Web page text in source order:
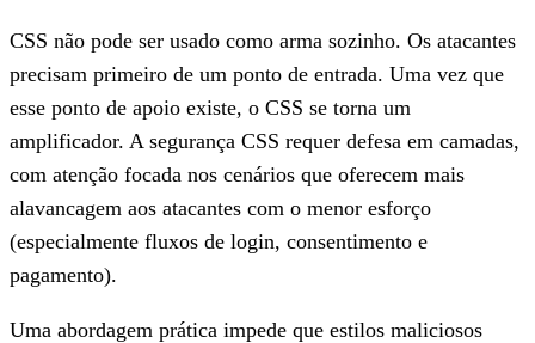
CSS não pode ser usado como arma sozinho. Os atacantes
precisam primeiro de um ponto de entrada. Uma vez que
esse ponto de apoio existe, o CSS se torna um
amplificador. A segurança CSS requer defesa em camadas,
com atenção focada nos cenários que oferecem mais
alavancagem aos atacantes com o menor esforço
(especialmente fluxos de login, consentimento e
pagamento).
Uma abordagem prática impede que estilos maliciosos